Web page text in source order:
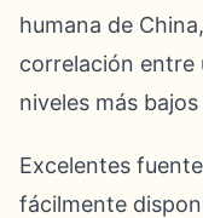
humana de
correlación entre
niveles más
Excelentes
fácilmente